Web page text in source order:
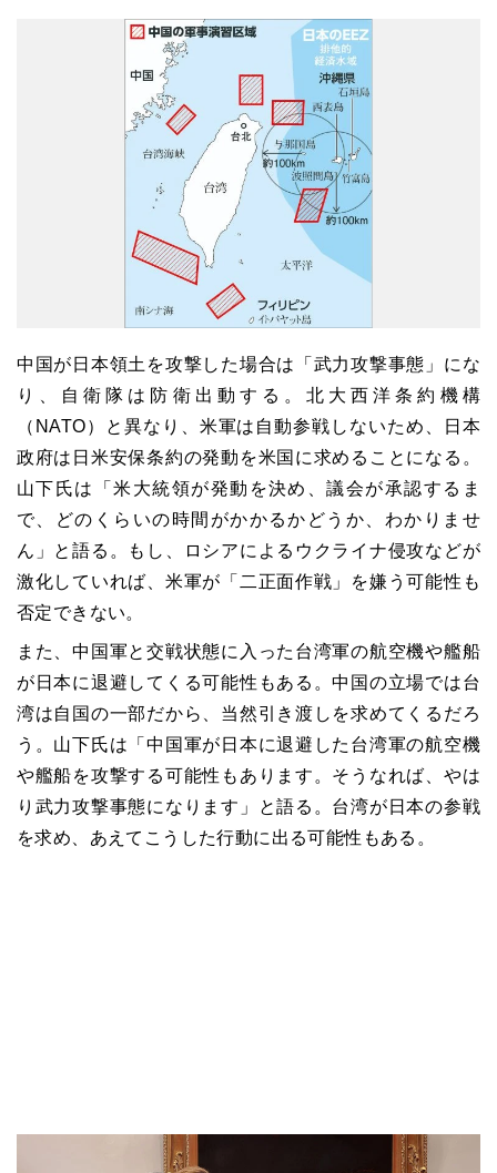
中国が日本領土を攻撃した場合は「武力攻撃事態」にな
り、自衛隊は防衛出動する。北大西洋条約機構
（NATO）と異なり、米軍は自動参戦しないため、日本
政府は日米安保条約の発動を米国に求めることになる。
山下氏は「米大統領が発動を決め、議会が承認するま
で、どのくらいの時間がかかるかどうか、わかりませ
ん」と語る。もし、ロシアによるウクライナ侵攻などが
激化していれば、米軍が「二正面作戦」を嫌う可能性も
否定できない。
また、中国軍と交戦状態に入った台湾軍の航空機や艦船
が日本に退避してくる可能性もある。中国の立場では台
湾は自国の一部だから、当然引き渡しを求めてくるだろ
う。山下氏は「中国軍が日本に退避した台湾軍の航空機
や艦船を攻撃する可能性もあります。そうなれば、やは
り武力攻撃事態になります」と語る。台湾が日本の参戦
を求め、あえてこうした行動に出る可能性もある。